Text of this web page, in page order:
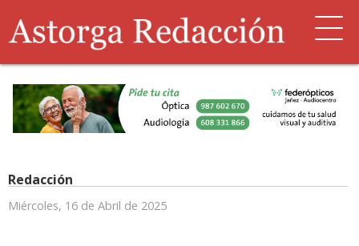
Redacción
Miércoles, 16 de Abril de 2025